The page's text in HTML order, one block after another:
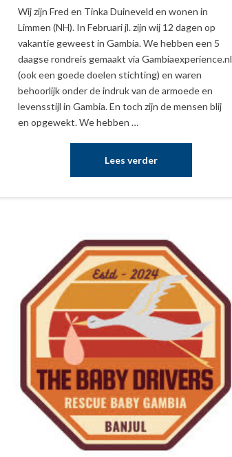
Wij zijn Fred en Tinka Duineveld en wonen in
Limmen (NH). In Februari jl. zijn wij 12 dagen op
vakantie geweest in Gambia. We hebben een 5
daagse rondreis gemaakt via Gambiaexperience.nl
(ook een goede doelen stichting) en waren
behoorlijk onder de indruk van de armoede en
levensstijl in Gambia. En toch zijn de mensen blij
en opgewekt. We hebben …